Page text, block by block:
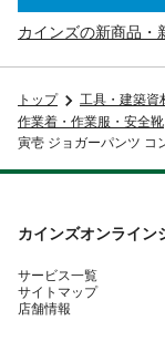
カインズの新商品・
トップ
工具・建築資
作業着・作業服・安全靴
寅壱 ジョガーパンツ コ
カインズオンライン
サービス一覧
サイトマップ
店舗情報